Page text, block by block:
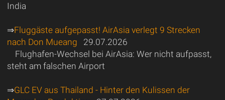
India
⇒Fluggäste aufgepasst! AirAsia verlegt 9 Strecken
nach Don Mueang 29.07.2026
Flughafen-Wechsel bei AirAsia: Wer nicht aufpasst,
steht am falschen Airport
⇒GLC EV aus Thailand - Hinter den Kulissen der